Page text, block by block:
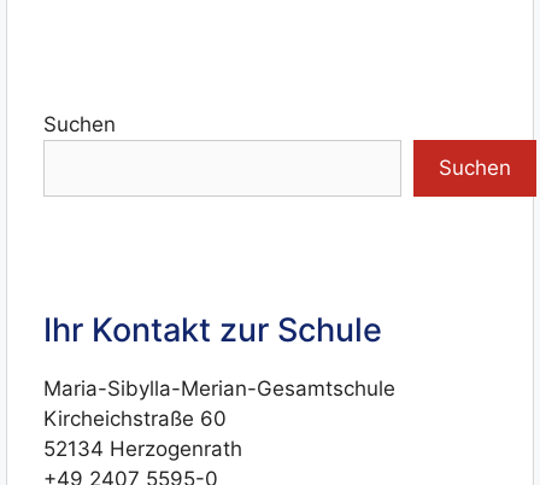
Suchen
Suchen
Ihr Kontakt zur Schule
Maria-Sibylla-Merian-Gesamtschule
Kircheichstraße 60
52134 Herzogenrath
+49 2407 5595-0